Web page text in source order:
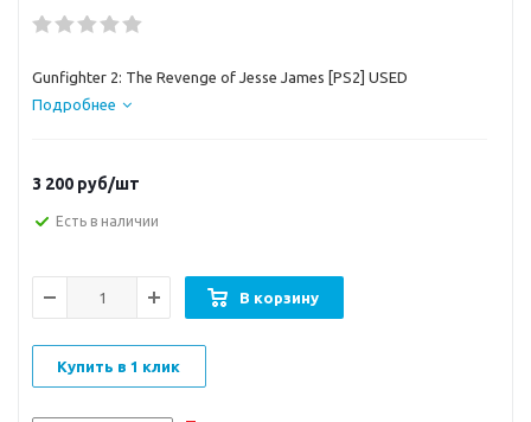
Gunfighter 2: The Revenge of Jesse James [PS2] USED
Подробнее
3 200 руб/шт
Есть в наличии
В корзину
Купить в 1 клик